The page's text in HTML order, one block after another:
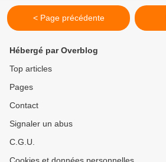
< Page précédente
Hébergé par Overblog
Top articles
Pages
Contact
Signaler un abus
C.G.U.